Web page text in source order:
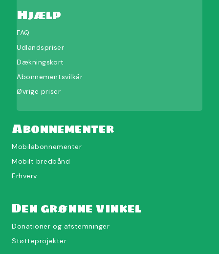
Abonnementer
Mobilabonnementer
Mobilt bredbånd
Erhverv
Den grønne vinkel
Donationer og afstemninger
Støtteprojekter
Hjælp
FAQ
Udlandspriser
Dækningskort
Abonnementsvilkår
Øvrige priser